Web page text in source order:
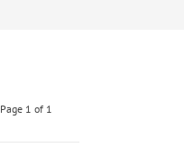
Page 1 of 1